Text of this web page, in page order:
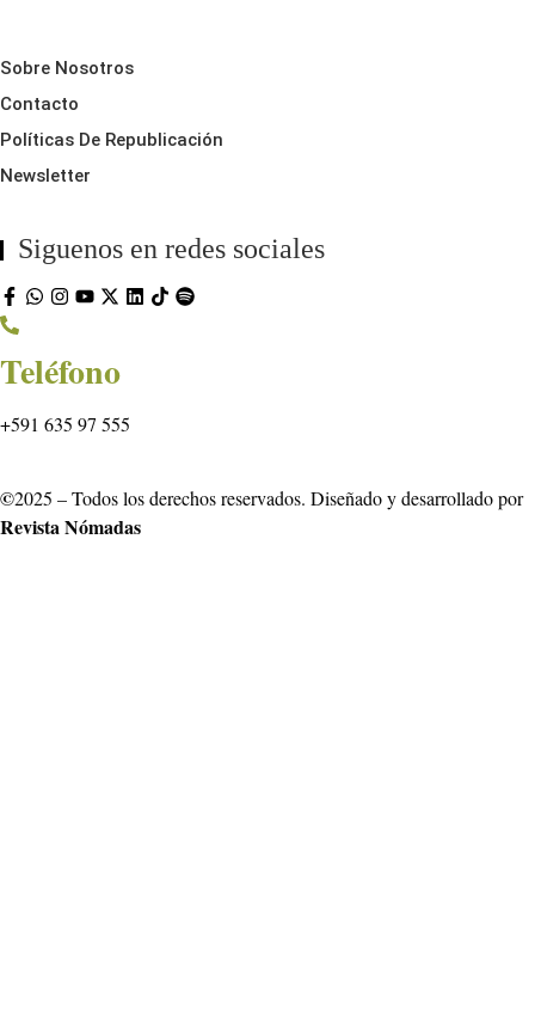
Sobre Nosotros
Contacto
Políticas De Republicación
Newsletter
Siguenos en redes sociales
Teléfono
+591 635 97 555
©2025 – Todos los derechos reservados. Diseñado y desarrollado por
Revista Nómadas